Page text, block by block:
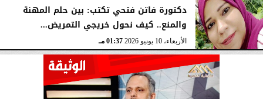
دكتورة فاتن فتحي تكتب: بين حلم المهنة
والمنع.. كيف نحول خريجي التمريض...
الأربعاء، 10 يونيو 2026 01:37 مـ